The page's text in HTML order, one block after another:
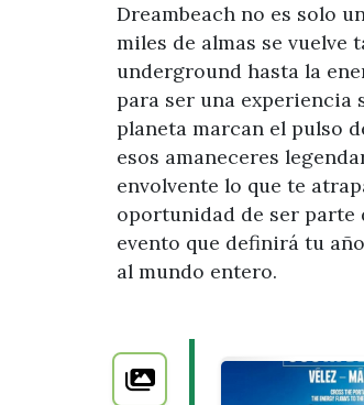
Dreambeach no es solo
miles de almas se vuelve
underground hasta la
para ser una experiencia
planeta marcan el pulso
esos amaneceres
envolvente lo que te
oportunidad de ser
evento que definirá tu
al mundo entero.